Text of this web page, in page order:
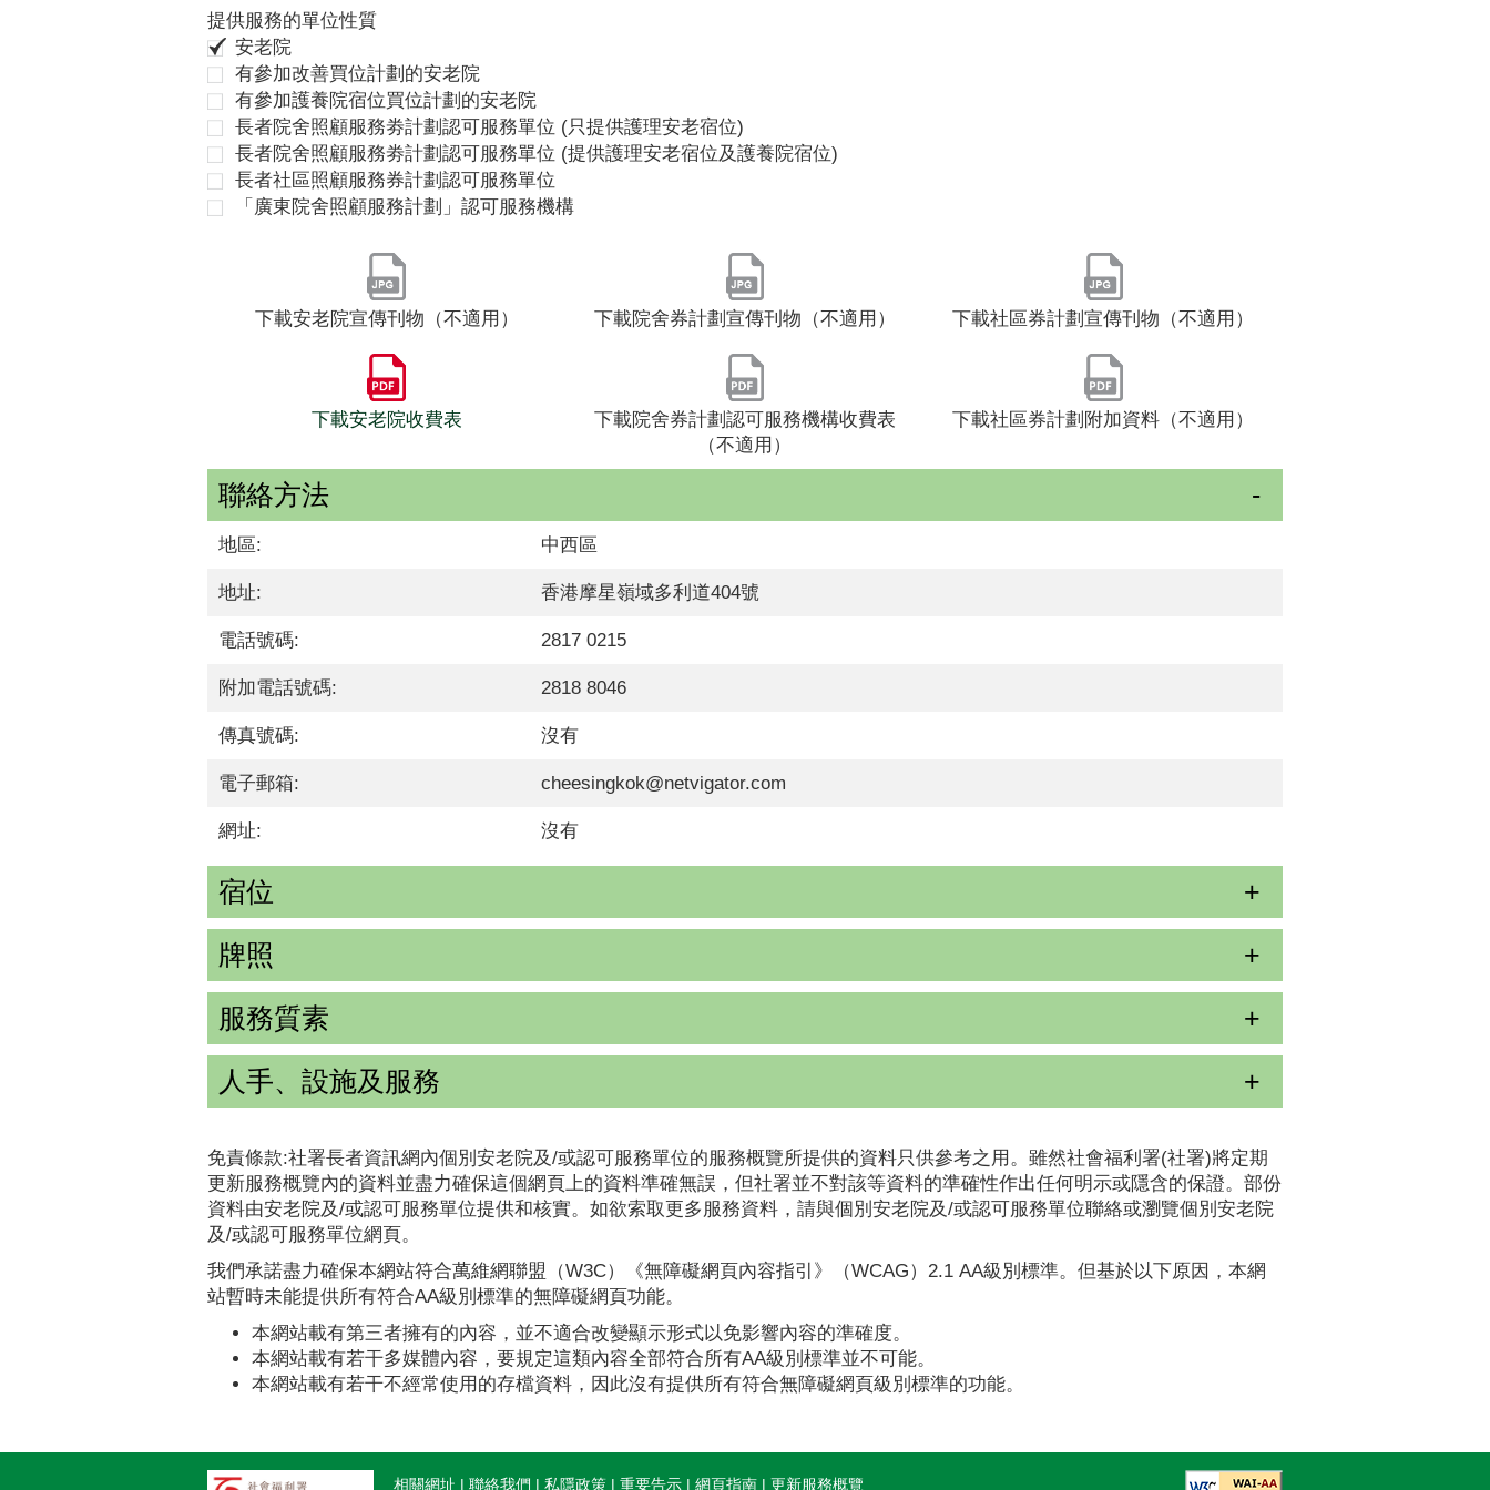
提供服務的單位性質
安老院
有參加改善買位計劃的安老院
有參加護養院宿位買位計劃的安老院
長者院舍照顧服務劵計劃認可服務單位 (只提供護理安老宿位)
長者院舍照顧服務劵計劃認可服務單位 (提供護理安老宿位及護養院宿位)
長者社區照顧服務券計劃認可服務單位
「廣東院舍照顧服務計劃」認可服務機構
下載安老院宣傳刊物（不適用） 下載院舍券計劃宣傳刊物（不適用） 下載社區券計劃宣傳刊物（不適用）
下載安老院收費表
下載院舍券計劃認可服務機構收費表
（不適用）
下載社區券計劃附加資料（不適用）
聯絡方法
地區: 中西區
地址: 香港摩星嶺域多利道404號
電話號碼: 2817 0215
附加電話號碼: 2818 8046
傳真號碼: 沒有
電子郵箱: cheesingkok@netvigator.com
網址: 沒有
宿位
牌照
服務質素
人手、設施及服務
免責條款:社署長者資訊網內個別安老院及/或認可服務單位的服務概覽所提供的資料只供參考之用。雖然社會福利署(社署)將定期
更新服務概覽內的資料並盡力確保這個網頁上的資料準確無誤，但社署並不對該等資料的準確性作出任何明示或隱含的保證。部份
資料由安老院及/或認可服務單位提供和核實。如欲索取更多服務資料，請與個別安老院及/或認可服務單位聯絡或瀏覽個別安老院
及/或認可服務單位網頁。
我們承諾盡力確保本網站符合萬維網聯盟（W3C）《無障礙網頁內容指引》（WCAG）2.1 AA級別標準。但基於以下原因，本網
站暫時未能提供所有符合AA級別標準的無障礙網頁功能。
本網站載有第三者擁有的內容，並不適合改變顯示形式以免影響內容的準確度。
本網站載有若干多媒體內容，要規定這類內容全部符合所有AA級別標準並不可能。
本網站載有若干不經常使用的存檔資料，因此沒有提供所有符合無障礙網頁級別標準的功能。
相關網址 聯絡我們 私隱政策 重要告示 網頁指南 更新服務概覽